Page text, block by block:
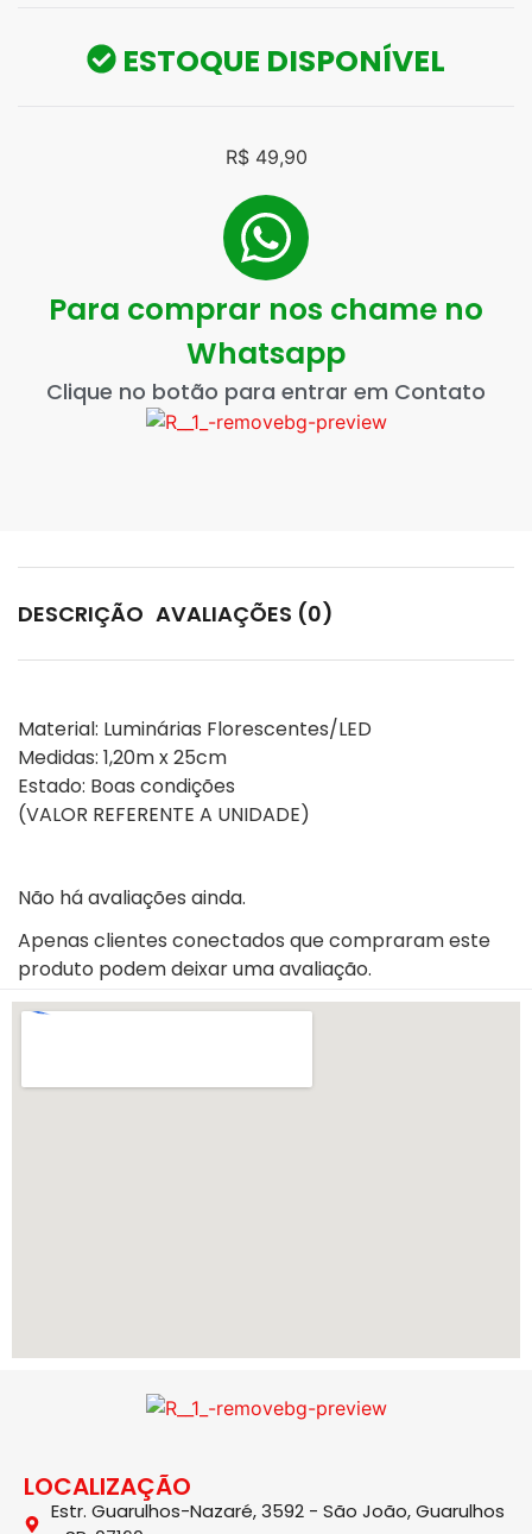
ESTOQUE DISPONÍVEL
R$49,90
Para comprar nos chame no
Whatsapp
Clique no botão para entrar em Contato
DESCRIÇÃO AVALIAÇÕES (0)
Material: Luminárias Florescentes/LED
Medidas: 1,20m x 25cm
Estado: Boas condições
(VALOR REFERENTE A UNIDADE)
Não há avaliações ainda.
Apenas clientes conectados que compraram este
produto podem deixar uma avaliação.
LOCALIZAÇÃO
Estr. Guarulhos-Nazaré, 3592 - São João, Guarulhos